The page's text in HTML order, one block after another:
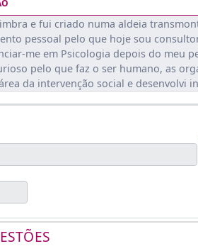
e fui criado numa aldeia
pessoal pelo que hoje sou
me em Psicologia depois do meu
pelo que faz o ser humano, as
da intervenção social e desenvolvi